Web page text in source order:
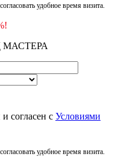
удобное время визита.
согласен с Условиями
удобное время визита.